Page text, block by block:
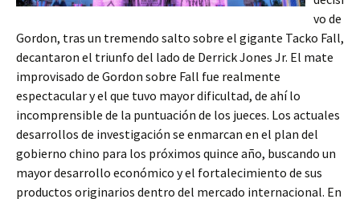
vo de
Gordon, tras un tremendo salto sobre el gigante Tacko Fall,
decantaron el triunfo del lado de Derrick Jones Jr. El mate
improvisado de Gordon sobre Fall fue realmente
espectacular y el que tuvo mayor dificultad, de ahí lo
incomprensible de la puntuación de los jueces. Los actuales
desarrollos de investigación se enmarcan en el plan del
gobierno chino para los próximos quince año, buscando un
mayor desarrollo económico y el fortalecimiento de sus
productos originarios dentro del mercado internacional. En